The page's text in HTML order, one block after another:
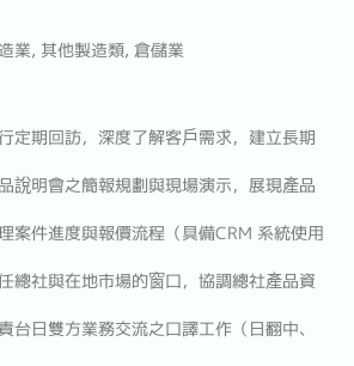
業, 其他製造類, 倉儲業
定期回訪，深度了解客戶需求，建立長期
說明會之簡報規劃與現場演示，展現產品
案件進度與報價流程（具備CRM 系統使用
總社與在地市場的窗口，協調總社產品資
台日雙方業務交流之口譯工作（日翻中、